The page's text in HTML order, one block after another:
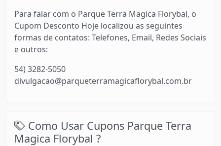
Para falar com o Parque Terra Magica Florybal, o
Cupom Desconto Hoje localizou as seguintes
formas de contatos: Telefones, Email, Redes Sociais
e outros:
54) 3282-5050
divulgacao@parqueterramagicaflorybal.com.br
Como Usar Cupons Parque Terra
Magica Florybal ?